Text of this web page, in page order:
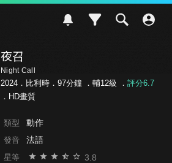
夜召
Night Call
2024．比利時．97分鐘 ． 輔12級 ． 評分6.7
．HD畫質
類型 動作
發音 法語
星等 3.8